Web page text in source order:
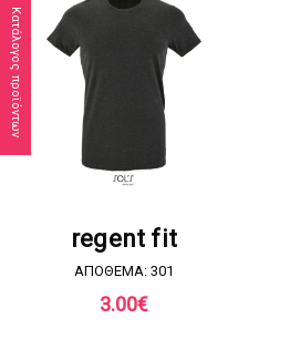
Κατάλογος προϊόντων
regent fit
ΑΠΟΘΕΜΑ: 301
3.00€